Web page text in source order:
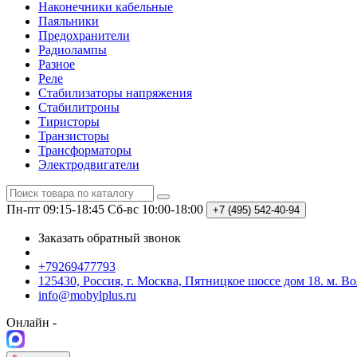
Наконечники кабельные
Паяльники
Предохранители
Радиолампы
Разное
Реле
Стабилизаторы напряжения
Стабилитроны
Тиристоры
Транзисторы
Трансформаторы
Электродвигатели
Пн-пт 09:15-18:45 Сб-вс 10:00-18:00 +7 (495) 542-40-94
Заказать обратный звонок
+79269477793
125430, Россия, г. Москва, Пятницкое шоссе дом 18. м.
info@mobylplus.ru
Онлайн -